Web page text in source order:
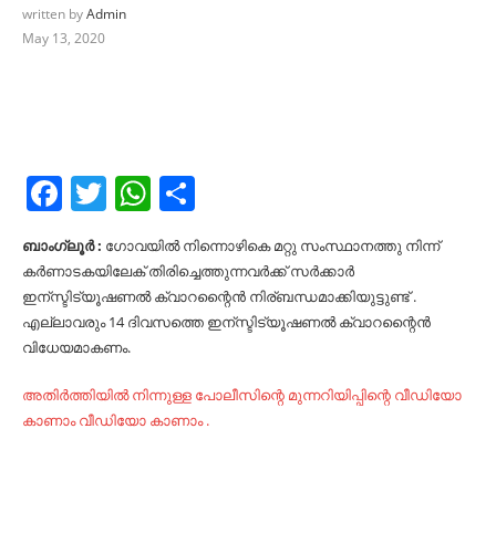
written byAdmin
May 13, 2020
Facebook
TwitterWhatsApp
ബാംഗ്ലൂർ : ഗോവയിൽ നിന്നൊഴികെ മറ്റു സംസ്ഥാനത്തു നിന്ന്
കർണാടകയിലേക് തിരിച്ചെത്തുന്നവർക്ക് സർക്കാർ
ഇന്സ്ടിട്യൂഷണൽ ക്വാറന്റൈൻ നിര്ബന്ധമാക്കിയുട്ടുണ്ട് .
എല്ലാവരും 14 ദിവസത്തെ ഇന്സ്ടിട്യൂഷണൽ ക്വാറന്റൈൻ
വിധേയമാകണം.
അതിർത്തിയിൽ നിന്നുള്ള പോലീസിന്റെ മുന്നറിയിപ്പിന്റെ വീഡിയോ
കാണാം വീഡിയോ കാണാം .